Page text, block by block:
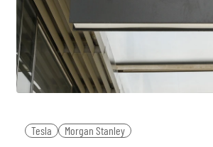
Tesla Morgan Stanley